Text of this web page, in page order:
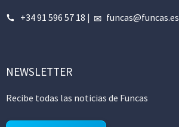
+34 91 596 57 18 | funcas@funcas.es
NEWSLETTER
Recibe todas las noticias de Funcas